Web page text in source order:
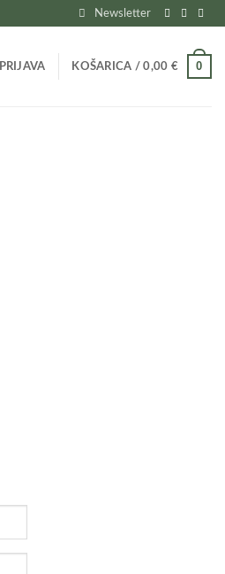
Newsletter
PRIJAVA KOŠARICA /0,00 € 0